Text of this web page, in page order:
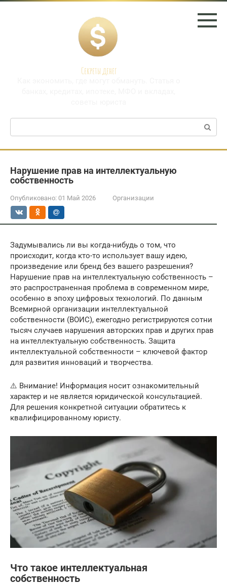
Перейти
Секреты денег
Поиск:
Нарушение прав на интеллектуальную
собственность
Опубликовано: 01 Май 2026 Организации
Задумывались ли вы когда-нибудь о том, что
происходит, когда кто-то использует вашу идею,
произведение или бренд без вашего разрешения?
Нарушение прав на интеллектуальную собственность –
это распространенная проблема в современном мире,
особенно в эпоху цифровых технологий. По данным
Всемирной организации интеллектуальной
собственности (ВОИС), ежегодно регистрируются сотни
тысяч случаев нарушения авторских прав и других прав
на интеллектуальную собственность. Защита
интеллектуальной собственности – ключевой фактор
для развития инноваций и творчества.
⚠️ Внимание! Информация носит ознакомительный
характер и не является юридической консультацией.
Для решения конкретной ситуации обратитесь к
квалифицированному юристу.
Что такое интеллектуальная
собственность